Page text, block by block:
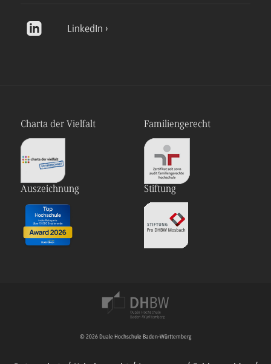
LinkedIn
Charta der Vielfalt Familiengerecht
Auszeichnung Stiftung
© 2026 Duale Hochschule Baden-Württemberg